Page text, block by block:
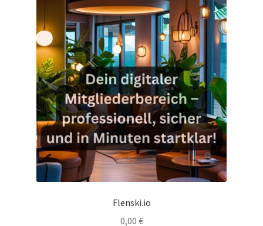
Flenski.io
0,00 €